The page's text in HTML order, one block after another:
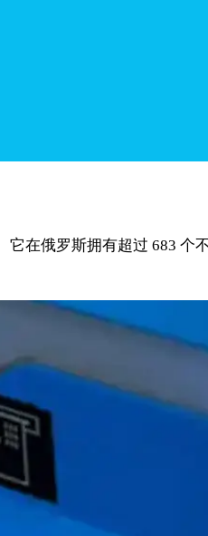
在俄罗斯拥有超过 683 个